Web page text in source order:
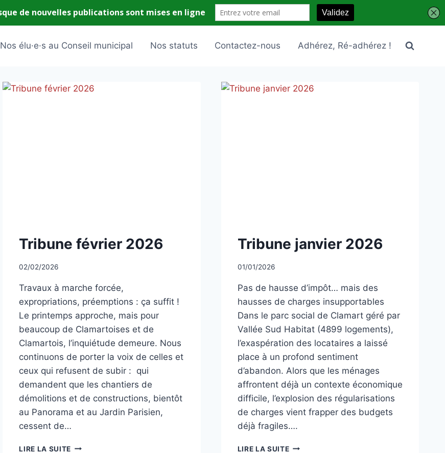
Nos élu·e·s au Conseil municipal Nos statuts Contactez-nous Adhérez, Ré-adhérez !
NON
CLASSÉ
Tribune février 2026
Par
02/02/2026
Travaux à marche forcée,
expropriations, préemptions : ça suffit !
Le printemps approche, mais pour
beaucoup de Clamartoises et de
Clamartois, l’inquiétude demeure. Nous
continuons de porter la voix de celles et
ceux qui refusent de subir : qui
demandent que les chantiers de
démolitions et de constructions, bientôt
au Panorama et au Jardin Parisien,
cessent de…
LIRE LA SUITE TRIBUNE
NON
CLASSÉ
Tribune janvier 2026
Par
01/01/2026
Pas de hausse d’impôt… mais des
hausses de charges insupportables
Dans le parc social de Clamart géré par
Vallée Sud Habitat (4899 logements),
l’exaspération des locataires a laissé
place à un profond sentiment
d’abandon. Alors que les ménages
affrontent déjà un contexte économique
difficile, l’explosion des régularisations
de charges vient frapper des budgets
déjà fragiles….
LIRE LA SUITETRIBUNE